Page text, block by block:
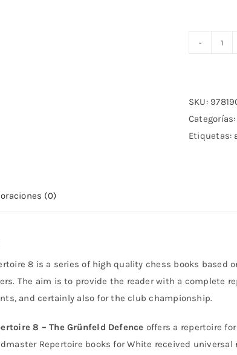
-
The
SKU:
Categorías:
Etiquetas:
(0)
8 is a series of high quality chess books based
The aim is to provide the reader with a complete
and certainly also for the club championship.
8 – The Grünfeld Defence offers a repertoire for
Repertoire books for White received universal